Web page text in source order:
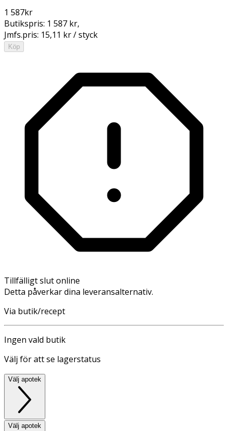
1 587kr
Butikspris: 1 587 kr,
Jmfs.pris: 15,11 kr / styck
Köp
Tillfälligt slut online
Detta påverkar dina leveransalternativ.
Via butik/recept
Ingen vald butik
Välj för att se lagerstatus
Välj apotek
Välj apotek